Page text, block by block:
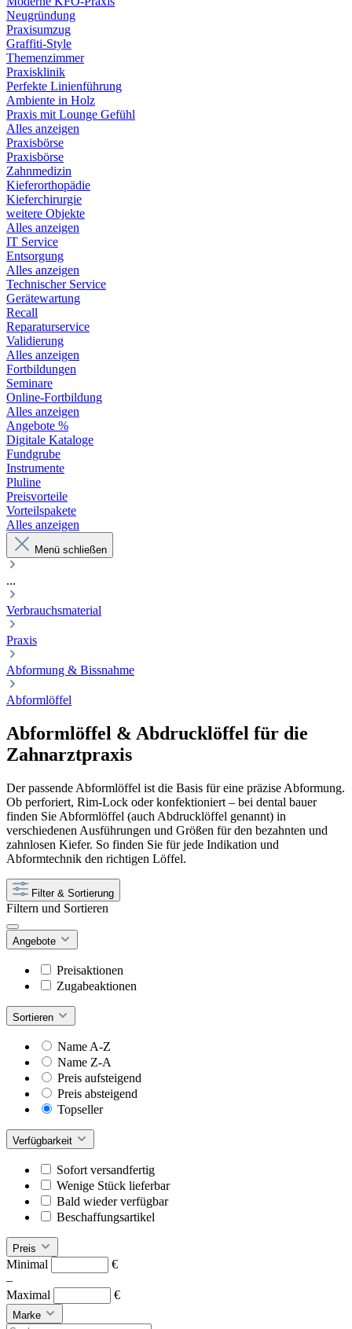
Neugründung
Praxisumzug
Graffiti-Style
Themenzimmer
Praxisklinik
Perfekte Linienführung
Ambiente in Holz
Praxis mit Lounge Gefühl
Alles anzeigen
Praxisbörse
Praxisbörse
Zahnmedizin
Kieferorthopädie
Kieferchirurgie
weitere Objekte
Alles anzeigen
IT Service
Entsorgung
Alles anzeigen
Technischer Service
Gerätewartung
Recall
Reparaturservice
Validierung
Alles anzeigen
Fortbildungen
Seminare
Online-Fortbildung
Alles anzeigen
Angebote %
Digitale Kataloge
Fundgrube
Instrumente
Pluline
Preisvorteile
Vorteilspakete
Alles anzeigen
Menü schließen
...
Verbrauchsmaterial
Praxis
Abformung & Bissnahme
Abformlöffel
Abformlöffel & Abdrucklöffel für die
Zahnarztpraxis
Der passende Abformlöffel ist die Basis für eine präzise Abformung.
Ob perforiert, Rim-Lock oder konfektioniert – bei dental bauer
finden Sie Abformlöffel (auch Abdrucklöffel genannt) in
verschiedenen Ausführungen und Größen für den bezahnten und
zahnlosen Kiefer. So finden Sie für jede Indikation und
Abformtechnik den richtigen Löffel.
Filter & Sortierung
Filtern und Sortieren
Angebote
Preisaktionen
Zugabeaktionen
Sortieren
Name A-Z
Name Z-A
Preis aufsteigend
Preis absteigend
Topseller
Verfügbarkeit
Sofort versandfertig
Wenige Stück lieferbar
Bald wieder verfügbar
Beschaffungsartikel
Preis
Minimal
€
–
Maximal
€
Marke